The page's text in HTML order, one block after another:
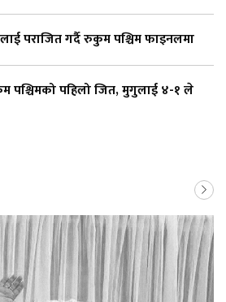
पराजित गर्दै रुकुम पश्चिम फाइनलमा
पश्चिमको पहिलो जित, मुगुलाई ४-१ ले